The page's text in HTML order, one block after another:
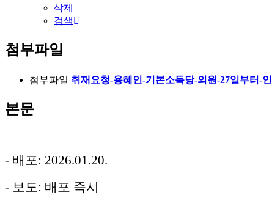
삭제
검색
첨부파일
첨부파일 취재요청-용혜인-기본소득당-의원-27일부
본문
- 배포: 2026.01.20.
- 보도: 배포 즉시